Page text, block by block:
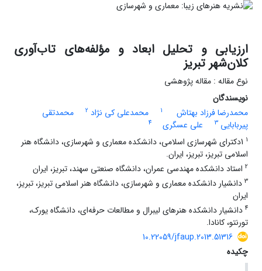
ارزیابی و تحلیل ابعاد و مؤلفه‌های تاب‌آوری
کلان‌شهر تبریز
نوع مقاله : مقاله پژوهشی
نویسندگان
محمدرضا فرزاد بهتاش
1 محمدعلی کی نژاد 2
محمدتقی
پیربابایی 3 علی عسگری
4
1 1دکترای شهرسازی اسلامی، دانشکده معماری و شهرسازی، دانشگاه هنر
اسلامی تبریز، تبریز، ایران.
2 استاد دانشکده مهندسی عمران، دانشگاه صنعتی سهند، تبریز، ایران
3 دانشیار دانشکده معماری و شهرسازی، دانشگاه هنر اسلامی تبریز، تبریز،
ایران
4 دانشیار دانشکده هنرهای لیبرال و مطالعات حرفه‌ای، دانشگاه یورک،
تورنتو، کانادا.
10.22059/jfaup.2013.51316
چکیده